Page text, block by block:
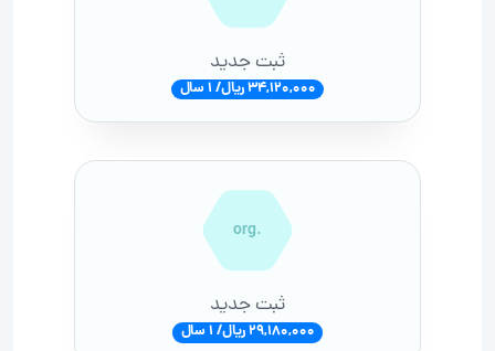
ثبت جدید
34,120,000 ریال/ 1 سال
.org
ثبت جدید
29,180,000 ریال/ 1 سال